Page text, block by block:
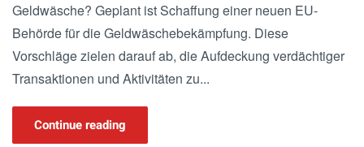
Geldwäsche? Geplant ist Schaffung einer neuen EU-
Behörde für die Geldwäschebekämpfung. Diese
Vorschläge zielen darauf ab, die Aufdeckung verdächtiger
Transaktionen und Aktivitäten zu...
Continue reading